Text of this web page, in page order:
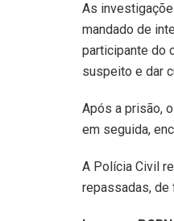
As
mandado de
participante do
suspeito e dar
Após a prisão,
em seguida,
A Polícia Civil
repassadas, de